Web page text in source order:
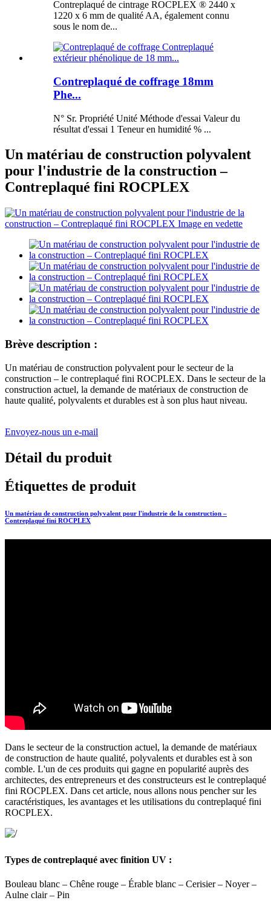
Contreplaqué de cintrage ROCPLEX ® 2440 x
1220 x 6 mm de qualité AA, également connu
sous le nom de...
Contreplaqué de coffrage 18mm
Phe...
N° Sr. Propriété Unité Méthode d'essai Valeur du
résultat d'essai 1 Teneur en humidité % ...
Un matériau de construction polyvalent
pour l'industrie de la construction –
Contreplaqué fini ROCPLEX
Brève description :
Un matériau de construction polyvalent pour le secteur de la
construction – le contreplaqué fini ROCPLEX. Dans le secteur de la
construction actuel, la demande de matériaux de construction de
haute qualité, polyvalents et durables est à son plus haut niveau.
Envoyez-nous un e-mail
Détail du produit
Étiquettes de produit
Un matériau de construction polyvalent pour l'industrie de la construction –
Contreplaqué fini ROCPLEX
Dans le secteur de la construction actuel, la demande de matériaux
de construction de haute qualité, polyvalents et durables est à son
comble. L'un de ces produits qui gagne en popularité auprès des
architectes, des entrepreneurs et des constructeurs est le contreplaqué
fini ROCPLEX. Dans cet article, nous allons nous pencher sur les
caractéristiques, les avantages et les utilisations du contreplaqué fini
ROCPLEX.
Types de contreplaqué avec finition UV :
Bouleau blanc – Chêne rouge – Érable blanc – Cerisier – Noyer –
Aulne clair – Pin